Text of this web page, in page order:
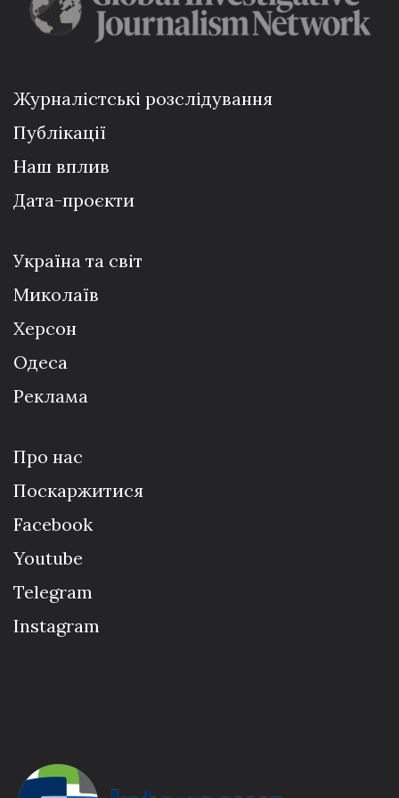
Журналістські розслідування
Публікації
Наш вплив
Дата-проєкти
Україна та світ
Миколаїв
Херсон
Одеса
Реклама
Про нас
Поскаржитися
Facebook
Youtube
Telegram
Instagram